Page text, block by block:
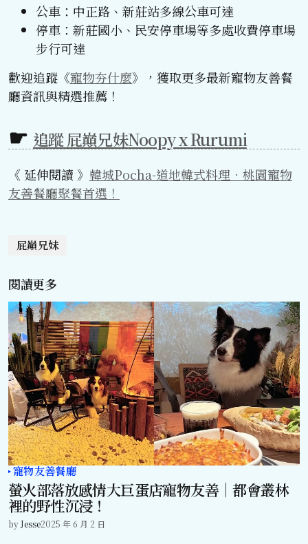
公車：中正路、新莊站多線公車可達
停車：新莊國小、民安停車場等多處收費停車場
步行可達
歡迎追蹤《寵物夯什麼》，獲取更多最新寵物友善餐
廳資訊與精選推薦！
追蹤 屁巔兄妹Noopy x Rurumi
《 延伸閱讀 》 韓城Pocha-道地韓式料理．桃園寵物
友善餐廳聚餐首選！
屁巔兄妹
閱讀更多
寵物友善餐廳
螢火部落放感情大巨蛋店寵物友善｜都會叢林
裡的野性沉浸！
byJesse2025 年 6 月 2 日